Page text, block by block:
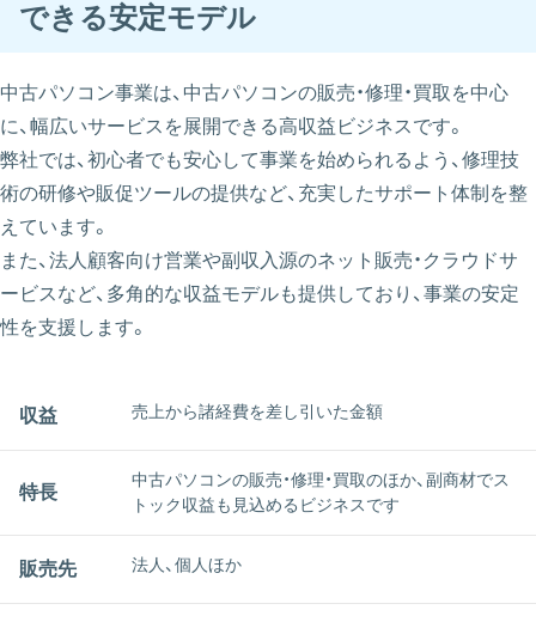
できる安定モデル
中古パソコン事業は、中古パソコンの販売・修理・買取を中心
に、幅広いサービスを展開できる高収益ビジネスです。
弊社では、初心者でも安心して事業を始められるよう、修理技
術の研修や販促ツールの提供など、充実したサポート体制を整
えています。
また、法人顧客向け営業や副収入源のネット販売・クラウドサ
ービスなど、多角的な収益モデルも提供しており、事業の安定
性を支援します。
収益 売上から諸経費を差し引いた金額
特長
中古パソコンの販売・修理・買取のほか、副商材でス
トック収益も見込めるビジネスです
販売先 法人、個人ほか